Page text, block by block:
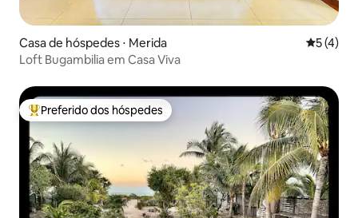
Casa de hóspedes ⋅ Merida 5 de
5 (4)
Loft Bugambilia em Casa Viva
Entre os melhores preferidos dos hóspedes
Preferido dos hóspedes